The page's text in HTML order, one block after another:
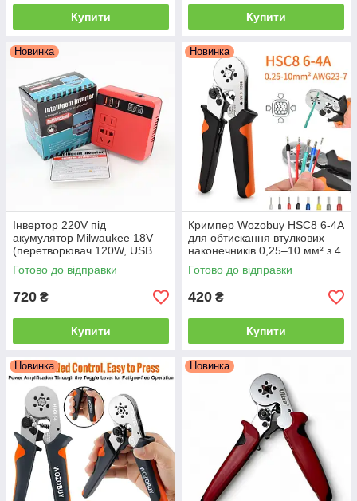
Купити Купити
Новинка
Інвертор 220V під
акумулятор Milwaukee 18V
(перетворювач 120W, USB
QC 3.0, дисплей)
Готово до відправки
720 ₴
Купити
Новинка
Кримпер Wozobuy HSC8 6-4A
для обтискання втулкових
наконечників 0,25–10 мм² з 4
кулачками
Готово до відправки
420 ₴
Купити
Новинка Новинка